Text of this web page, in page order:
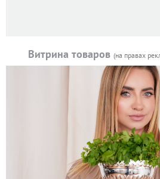
Витрина товаров (на правах